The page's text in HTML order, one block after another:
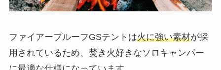
ファイアープルーフGSテントは火に強い素材が採
用されているため、焚き火好きなソロキャンパー